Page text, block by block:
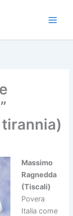
Massimo
Ragnedda
(Tiscali)
Povera
Italia come